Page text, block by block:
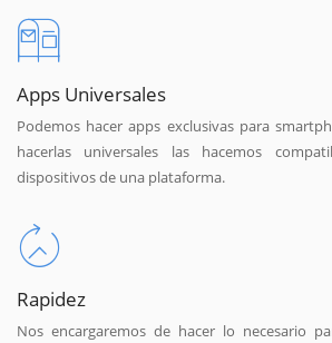
Apps Universales
Podemos hacer apps exclusivas para
hacerlas universales las hacemos
dispositivos de una plataforma.
Rapidez
Nos encargaremos de hacer lo necesario